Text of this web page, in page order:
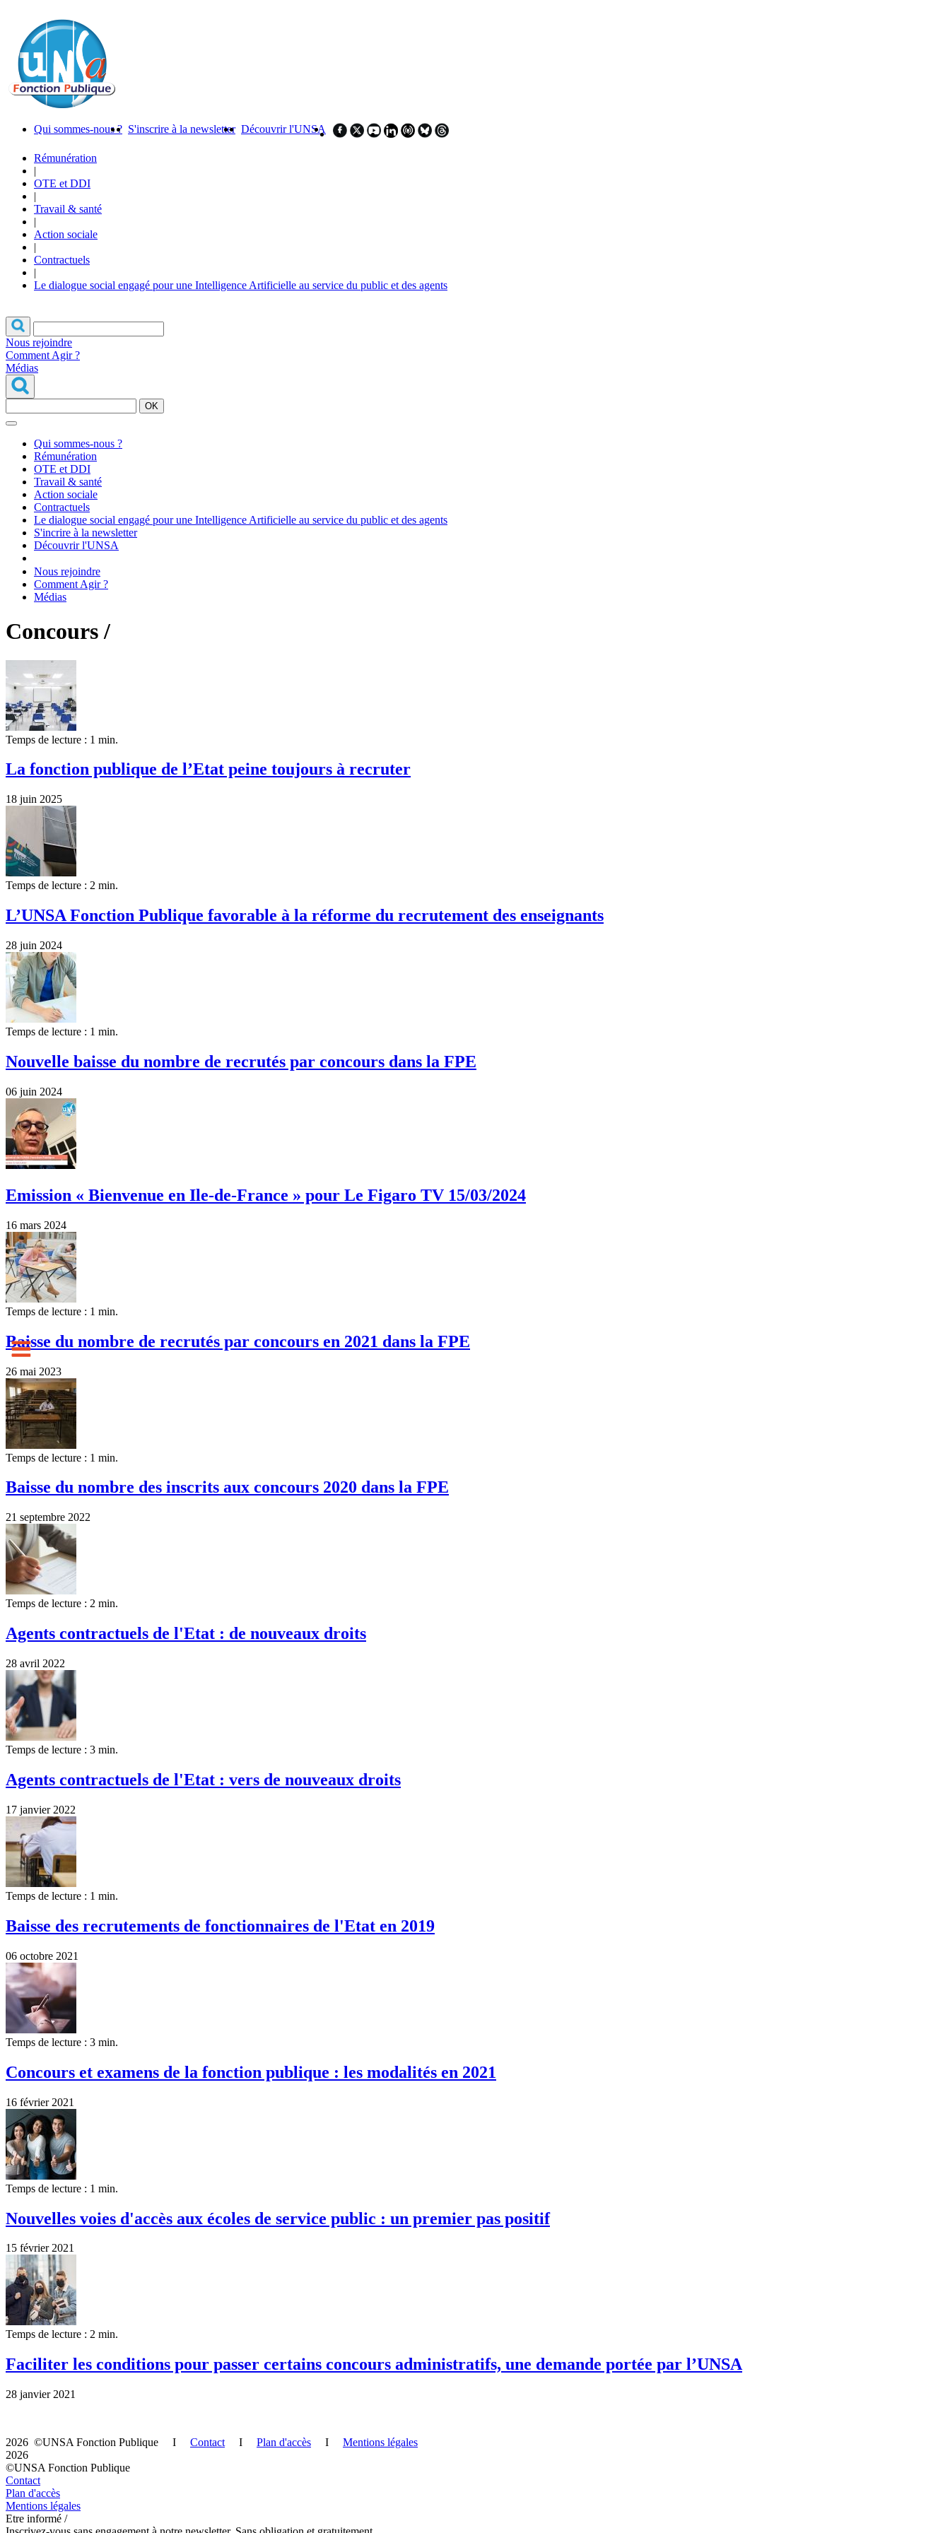
Qui sommes-nous ? S'inscrire à la newsletter Découvrir l'UNSA
Rémunération
|
OTE et DDI
|
Travail & santé
|
Action sociale
|
Contractuels
|
Le dialogue social engagé pour une Intelligence Artificielle au service du public et des agents
Nous rejoindre
Comment Agir ?
Médias
OK
Qui sommes-nous ?
Rémunération
OTE et DDI
Travail & santé
Action sociale
Contractuels
Le dialogue social engagé pour une Intelligence Artificielle au service du public et des agents
S'incrire à la newsletter
Découvrir l'UNSA
Nous rejoindre
Comment Agir ?
Médias
Concours /
Temps de lecture : 1 min.
La fonction publique de l’Etat peine toujours à recruter
18 juin 2025
Temps de lecture : 2 min.
L’UNSA Fonction Publique favorable à la réforme du recrutement des enseignants
28 juin 2024
Temps de lecture : 1 min.
Nouvelle baisse du nombre de recrutés par concours dans la FPE
06 juin 2024
Emission « Bienvenue en Ile-de-France » pour Le Figaro TV 15/03/2024
16 mars 2024
Temps de lecture : 1 min.
Baisse du nombre de recrutés par concours en 2021 dans la FPE
26 mai 2023
Temps de lecture : 1 min.
Baisse du nombre des inscrits aux concours 2020 dans la FPE
21 septembre 2022
Temps de lecture : 2 min.
Agents contractuels de l'Etat : de nouveaux droits
28 avril 2022
Temps de lecture : 3 min.
Agents contractuels de l'Etat : vers de nouveaux droits
17 janvier 2022
Temps de lecture : 1 min.
Baisse des recrutements de fonctionnaires de l'Etat en 2019
06 octobre 2021
Temps de lecture : 3 min.
Concours et examens de la fonction publique : les modalités en 2021
16 février 2021
Temps de lecture : 1 min.
Nouvelles voies d'accès aux écoles de service public : un premier pas positif
15 février 2021
Temps de lecture : 2 min.
Faciliter les conditions pour passer certains concours administratifs, une demande portée par l’UNSA
28 janvier 2021
2026 ©UNSA Fonction Publique I Contact I Plan d'accès I Mentions légales
2026
©UNSA Fonction Publique
Contact
Plan d'accès
Mentions légales
Etre informé /